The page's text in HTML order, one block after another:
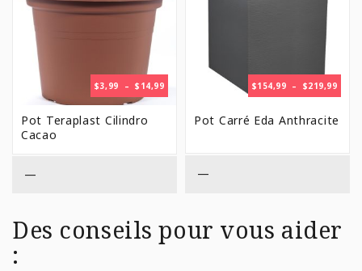
$3,99 – $ 14,99PLAGE
DE
Pot Teraplast Cilindro
Cacao
—
$154,99 – $219,99
DE
Pot Carré Eda Anthracite
—
Des conseils pour vous aider
: